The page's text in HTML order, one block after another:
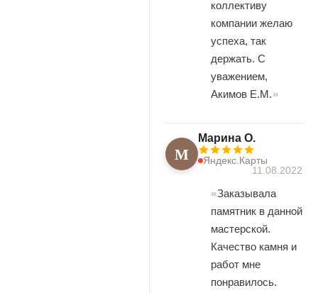
коллективу
компании желаю
успеха, так
держать. С
уважением,
Акимов Е.М.
М
Марина О.
Яндекс.Карты
11.08.2022
Заказывала
памятник в данной
мастерской.
Качество камня и
работ мне
понравилось.